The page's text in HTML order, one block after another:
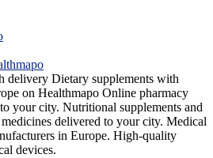
delivery Dietary supplements with
on Healthmapo Online pharmacy
your city. Nutritional supplements and
delivered to your city. Medical
in Europe. High-quality
devices.